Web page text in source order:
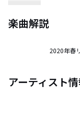
楽曲解説
2020年春
アーティスト